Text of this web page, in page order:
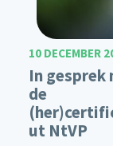
10 DECEMBER
In gesprek
de
ut NtVP